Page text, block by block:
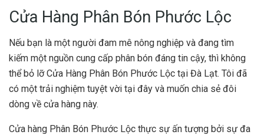
Cửa Hàng Phân Bón Phước Lộc
Nếu bạn là một người đam mê nông nghiệp và đang tìm
kiếm một nguồn cung cấp phân bón đáng tin cậy, thì không
thể bỏ lỡ Cửa Hàng Phân Bón Phước Lộc tại Đà Lạt. Tôi đã
có một trải nghiệm tuyệt vời tại đây và muốn chia sẻ đôi
dòng về cửa hàng này.
Cửa hàng Phân Bón Phước Lộc thực sự ấn tượng bởi sự đa